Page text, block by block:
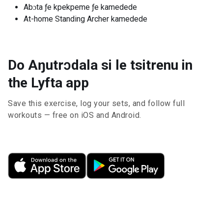
Abɔta ƒe kpekpeme ƒe kamedede
At-home Standing Archer kamedede
Do Aŋutrɔdala si le tsitrenu in
the Lyfta app
Save this exercise, log your sets, and follow full
workouts — free on iOS and Android.